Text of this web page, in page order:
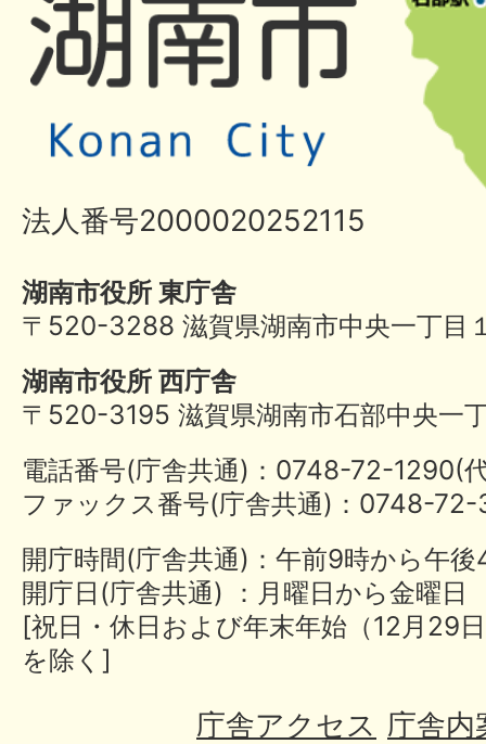
法人番号2000020252115
湖南市役所 東庁舎
〒520-3288 滋賀県湖南市中央一丁目
湖南市役所 西庁舎
〒520-3195 滋賀県湖南市石部中央一
電話番号(庁舎共通)：0748-72-
ファックス番号(庁舎共通)：0748-
開庁時間(庁舎共通)：午前9時から午
開庁日(庁舎共通) ：月曜日から金曜日
[祝日・休日および年末年始（12月29
を除く]
庁舎アクセス 庁舎内